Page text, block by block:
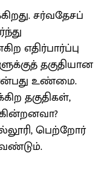
சர்வதேசப்
எதிர்பார்ப்பு
தகுதியான
உண்மை.
தகுதிகள்,
பெற்றோர்